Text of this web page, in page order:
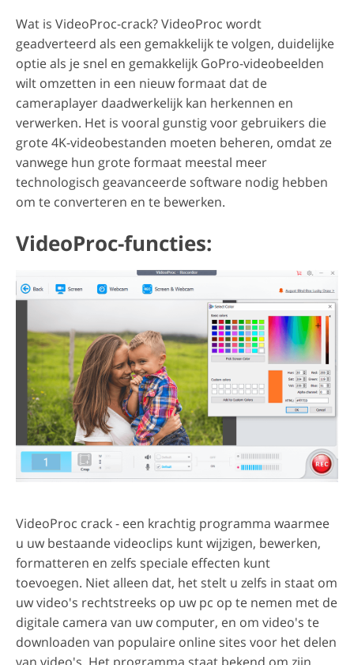
Wat is VideoProc-crack? VideoProc wordt
geadverteerd als een gemakkelijk te volgen, duidelijke
optie als je snel en gemakkelijk GoPro-videobeelden
wilt omzetten in een nieuw formaat dat de
cameraplayer daadwerkelijk kan herkennen en
verwerken. Het is vooral gunstig voor gebruikers die
grote 4K-videobestanden moeten beheren, omdat ze
vanwege hun grote formaat meestal meer
technologisch geavanceerde software nodig hebben
om te converteren en te bewerken.
VideoProc-functies:
VideoProc crack - een krachtig programma waarmee
u uw bestaande videoclips kunt wijzigen, bewerken,
formatteren en zelfs speciale effecten kunt
toevoegen. Niet alleen dat, het stelt u zelfs in staat om
uw video's rechtstreeks op uw pc op te nemen met de
digitale camera van uw computer, en om video's te
downloaden van populaire online sites voor het delen